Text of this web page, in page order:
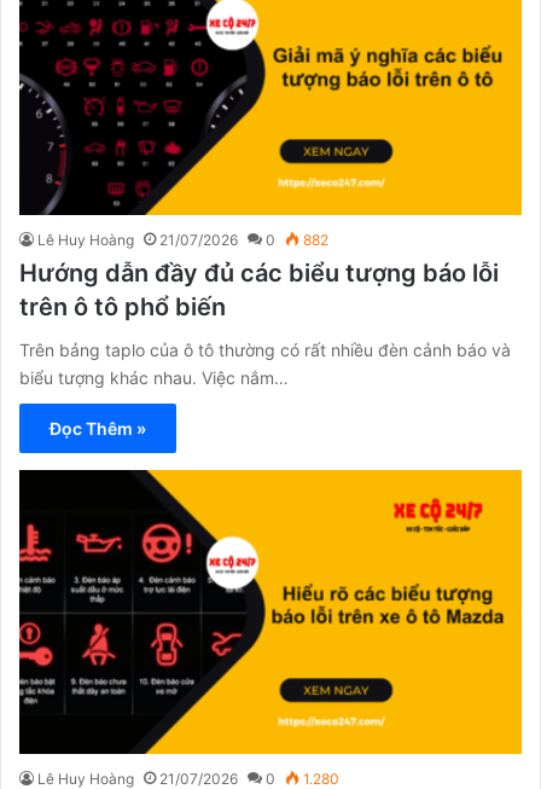
Lê Huy Hoàng 21/07/2026 0 882
Hướng dẫn đầy đủ các biểu tượng báo lỗi
trên ô tô phổ biến
Trên bảng taplo của ô tô thường có rất nhiều đèn cảnh báo và
biểu tượng khác nhau. Việc nắm…
Đọc Thêm »
Lê Huy Hoàng 21/07/2026 0 1.280